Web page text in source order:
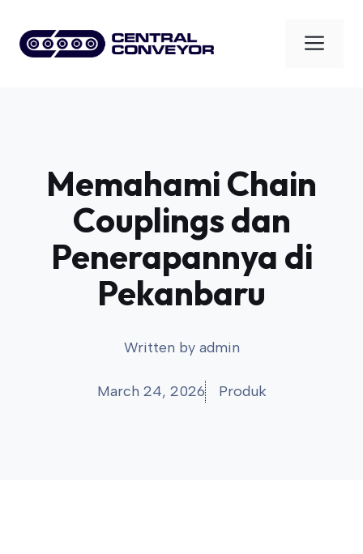
content
Memahami Chain
Couplings dan
Penerapannya di
Pekanbaru
Written by admin
March 24, 2026 Produk